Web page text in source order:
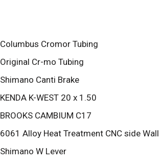
Columbus Cromor Tubing
Original Cr-mo Tubing
Shimano Canti Brake
KENDA K-WEST 20 x 1.50
BROOKS CAMBIUM C17
6061 Alloy Heat Treatment CNC side Wall
Shimano W Lever